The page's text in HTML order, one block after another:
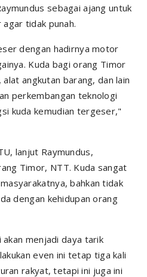
sebagai ajang untuk
tidak punah.
dengan hadirnya motor
Kuda bagi orang Timor
angkutan barang, dan lain
perkembangan teknologi
kuda kemudian tergeser,"
lanjut Raymundus,
Timor, NTT. Kuda sangat
bahkan tidak
dengan kehidupan orang
akan menjadi daya tarik
even ini tetap tiga kali
rakyat, tetapi ini juga ini